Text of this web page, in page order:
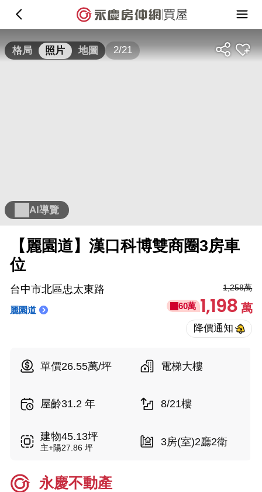
買屋
格局 照片 地圖 2/21
AI導覽
【麗園道】漢口科博雙商圈3房車
位
台中市北區忠太東路
麗園道
1,258萬
60萬 1,198萬
單價26.55萬/坪 電梯大樓
屋齡31.2 年 8/21樓
建物45.13坪
主+陽27.86 坪 3房(室)2廳2衛
永慶不動產